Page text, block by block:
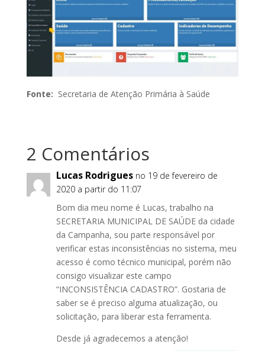
Fonte: Secretaria de Atenção Primária à Saúde
2 Comentários
Lucas Rodrigues no 19 de fevereiro de
2020 a partir do 11:07
Bom dia meu nome é Lucas, trabalho na
SECRETARIA MUNICIPAL DE SAÚDE da cidade
da Campanha, sou parte responsável por
verificar estas inconsistências no sistema, meu
acesso é como técnico municipal, porém não
consigo visualizar este campo
“INCONSISTÊNCIA CADASTRO”. Gostaria de
saber se é preciso alguma atualização, ou
solicitação, para liberar esta ferramenta.
Desde já agradecemos a atenção!